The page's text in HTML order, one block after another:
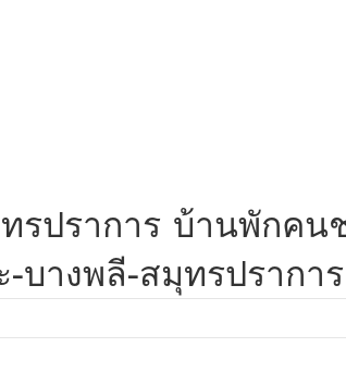
ปราการ บ้านพักคน
-บางพลี-สมุทรปรากา